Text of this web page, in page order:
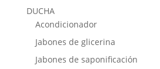
DUCHA
Acondicionador
Jabones de glicerina
Jabones de saponificación